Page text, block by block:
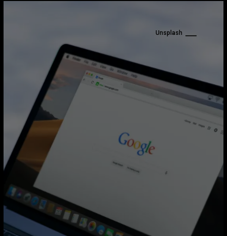
Unsplash